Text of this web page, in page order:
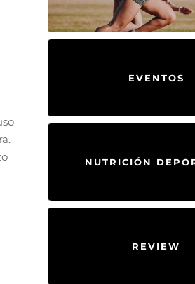
EVENTOS
NUTRICIÓN
REVIEW